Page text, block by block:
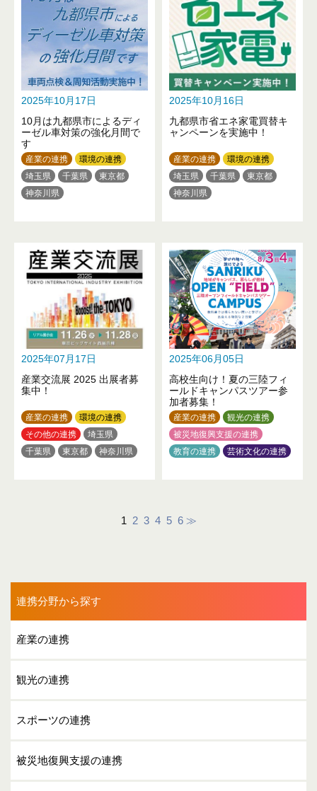
2025年10月17日
10月は九都県市によるディ
ーゼル車対策の強化月間で
す
産業の連携
環境の連携
埼玉県
千葉県
東京都
神奈川県
2025年10月16日
九都県市省エネ家電買替キ
ャンペーンを実施中！
産業の連携
環境の連携
埼玉県
千葉県
東京都
神奈川県
2025年07月17日
産業交流展 2025 出展者募
集中！
産業の連携
環境の連携
その他の連携
埼玉県
千葉県
東京都 神奈川県
2025年06月05日
高校生向け！夏の三陸フィ
ールドキャンパスツアー参
加者募集！
産業の連携
観光の連携
被災地復興支援の連携
教育の連携
芸術文化の連携
1 2 3 4 5 6 ≫
連携分野から探す
産業の連携
観光の連携
スポーツの連携
被災地復興支援の連携